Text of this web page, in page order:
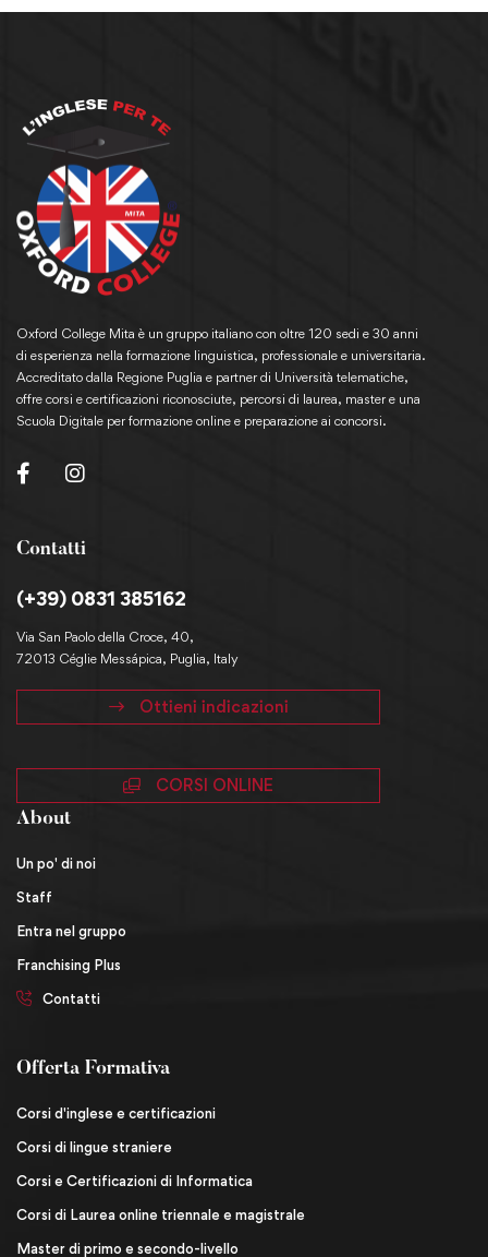
Oxford College Mita è un gruppo italiano con oltre 120 sedi e 30 anni
di esperienza nella formazione linguistica, professionale e universitaria.
Accreditato dalla Regione Puglia e partner di Università telematiche,
offre corsi e certificazioni riconosciute, percorsi di laurea, master e una
Scuola Digitale per formazione online e preparazione ai concorsi.
Contatti
(+39) 0831 385162
Via San Paolo della Croce, 40,
72013 Céglie Messápica, Puglia, Italy
Ottieni indicazioni
CORSI ONLINE
About
Un po' di noi
Staff
Entra nel gruppo
Franchising Plus
Contatti
Offerta Formativa
Corsi d'inglese e certificazioni
Corsi di lingue straniere
Corsi e Certificazioni di Informatica
Corsi di Laurea online triennale e magistrale
Master di primo e secondo-livello